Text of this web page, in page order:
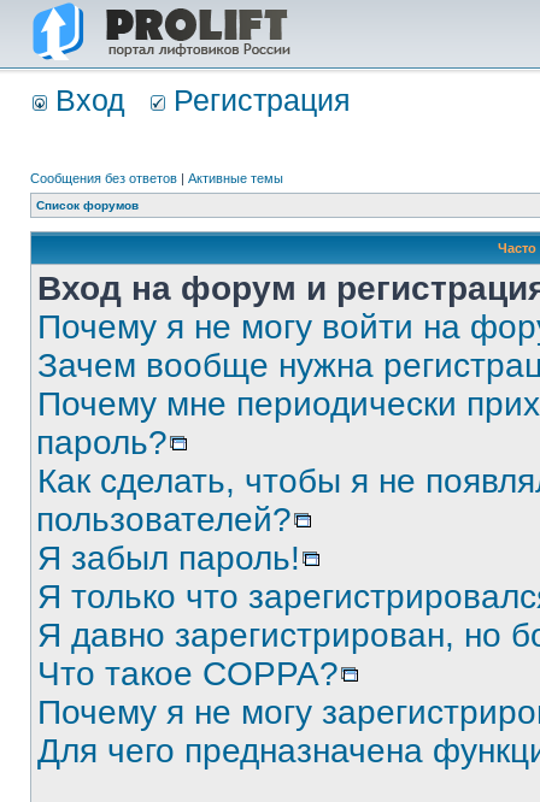
Вход Регистрация
Сообщения без ответов | Активные темы
Список форумов
Вход на форум и
Почему я не могу войти на
Зачем вообще нужна
Почему мне периодически
пароль?
Как сделать, чтобы я не
пользователей?
Я забыл пароль!
Я только что
Я давно зарегистрирован, но
Что такое COPPA?
Почему я не могу
Для чего предназначена